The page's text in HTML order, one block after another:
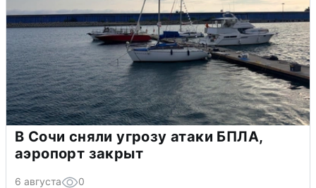
В Сочи сняли угрозу атаки БПЛА,
аэропорт закрыт
6 августа 0